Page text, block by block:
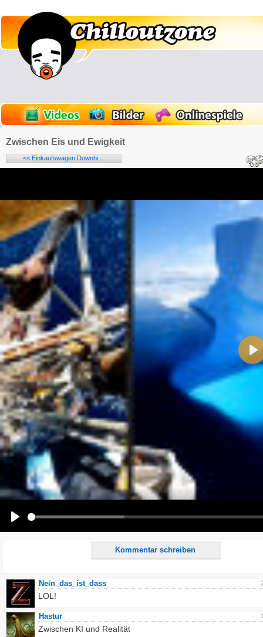
Zwischen Eis und Ewigkeit
<< Einkaufswagen Downhi...
Kommentar schreiben
Name:
E-Mail-Adresse (optional):
Kommentar:
Alle HTML-Tags außer <br>, <strike> und <i> werden aus Deinem Kommentar entfernt.
URLs werden automatisch umgewandelt. Bitte verwende "www." oder "http://" in URLs
Ich möchte eine E-Mail, wenn auf dieser Seite weitere Kommentare erscheinen.
Nein_das_ist_dass
LOL!
Hastur
Zwischen KI und Realität